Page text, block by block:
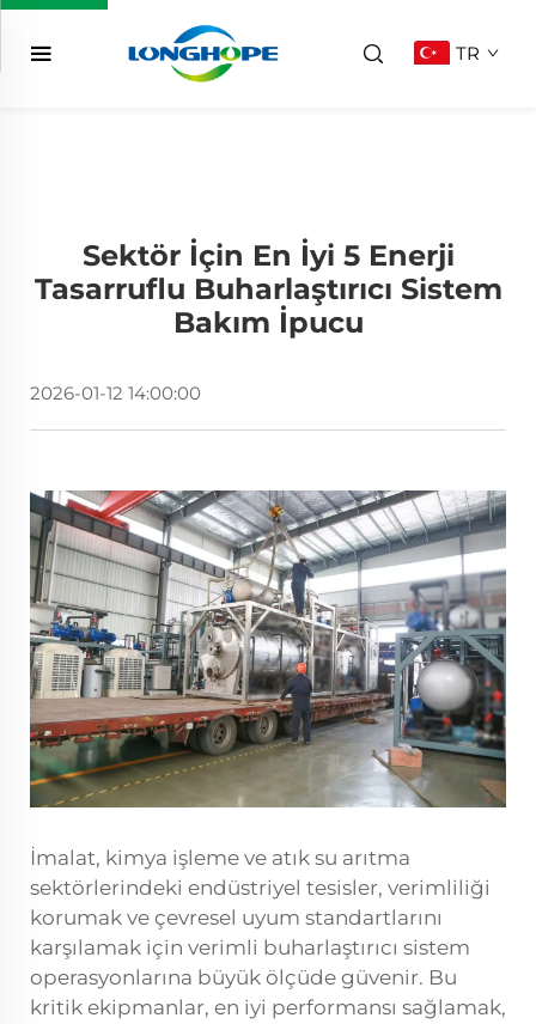
TR
Sektör İçin En İyi 5 Enerji
Tasarruflu Buharlaştırıcı Sistem
Bakım İpucu
2026-01-12 14:00:00
İmalat, kimya işleme ve atık su arıtma
sektörlerindeki endüstriyel tesisler, verimliliği
korumak ve çevresel uyum standartlarını
karşılamak için verimli buharlaştırıcı sistem
operasyonlarına büyük ölçüde güvenir. Bu
kritik ekipmanlar, en iyi performansı sağlamak,